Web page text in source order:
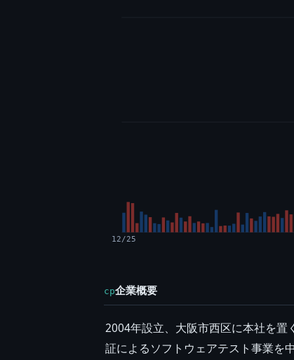
12/25
cp企業概要
2004年設立、大阪市西区に本社を
証によるソフトウェアテスト事業を